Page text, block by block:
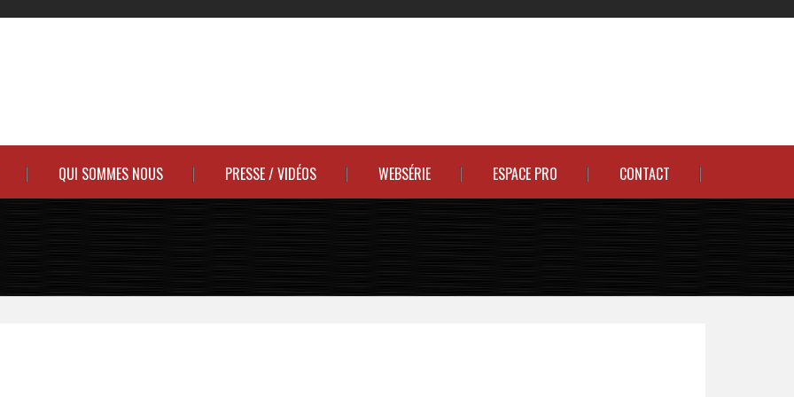
QUI SOMMES NOUS PRESSE / VIDÉOS WEBSÉRIE ESPACE PRO CONTACT